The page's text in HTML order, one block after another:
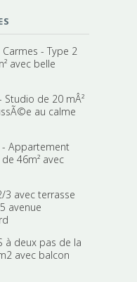
- Type 2
avec belle
Studio de 20 mÂ²
au calme
- Appartement
46m² avec
3 avec terrasse
avenue
à deux pas de la
avec balcon